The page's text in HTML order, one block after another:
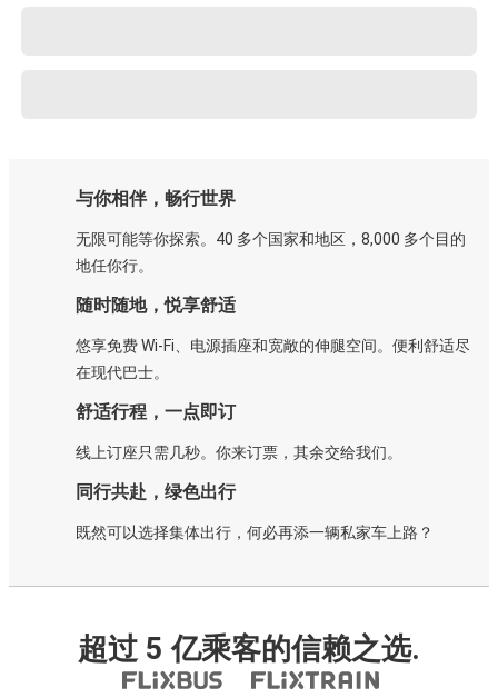
与你相伴，畅行世界
无限可能等你探索。40 多个国家和地区，8,000 多个目的
地任你行。
随时随地，悦享舒适
悠享免费 Wi-Fi、电源插座和宽敞的伸腿空间。便利舒适尽
在现代巴士。
舒适行程，一点即订
线上订座只需几秒。你来订票，其余交给我们。
同行共赴，绿色出行
既然可以选择集体出行，何必再添一辆私家车上路？
超过 5 亿乘客的信赖之选.